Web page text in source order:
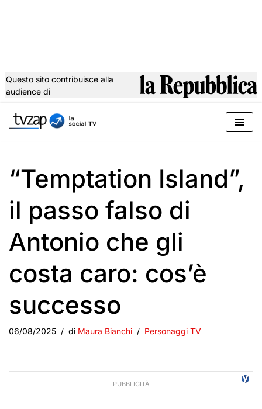
al
Questo sito contribuisce alla
audience di
“Temptation Island”,
il passo falso di
Antonio che gli
costa caro: cos’è
successo
06/08/2025 di Maura Bianchi Personaggi TV